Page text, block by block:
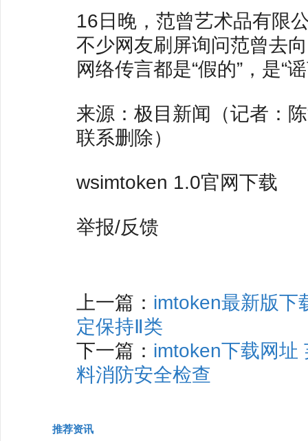
16日晚，范曾艺术品有限
不少网友刷屏询问范曾去
网络传言都是“假的”，是“
来源：极目新闻（记者：
联系删除）
wsimtoken 1.0官网下载
举报/反馈
上一篇： imtoken最新版下
定保持Ⅱ类
下一篇： imtoken下载网址
料消防安全检查
推荐资讯